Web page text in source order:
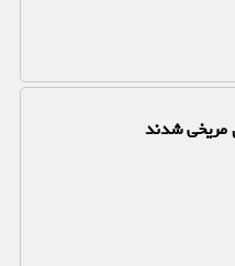
مریخی شدند